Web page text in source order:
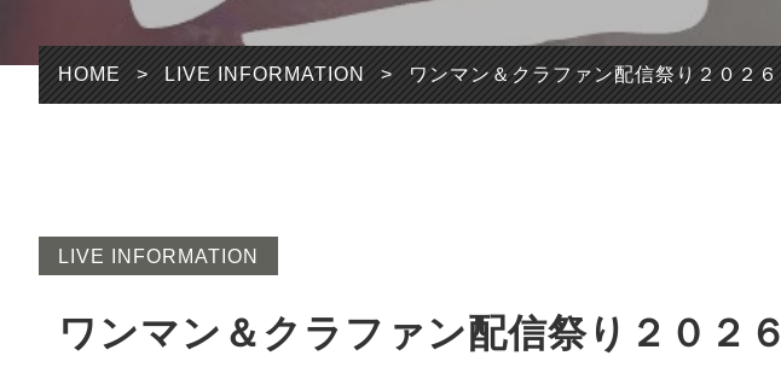
HOME > LIVE INFORMATION > ワンマン＆クラファン配信祭り２０２６
LIVE INFORMATION
ワンマン＆クラファン配信祭り２０２６